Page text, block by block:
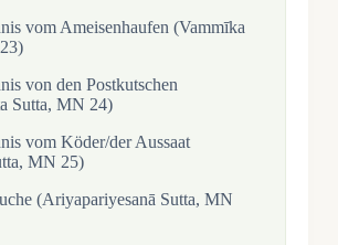
vom Ameisenhaufen (Vammīka
von den Postkutschen
Sutta, MN 24)
vom Köder/der Aussaat
MN 25)
(Ariyapariyesanā Sutta, MN